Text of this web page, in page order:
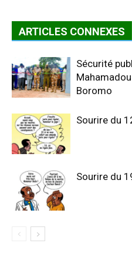
ARTICLES CONNEXES
Sécurité
Boromo
Sourire du
Sourire du